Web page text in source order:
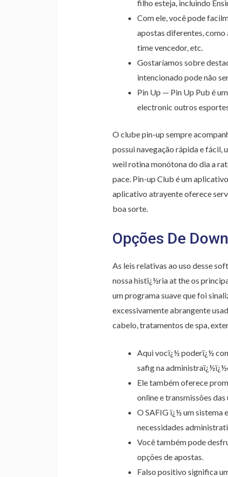
filho esteja, incluindo
Com ele, você pode
apostas diferentes, como
time vencedor, etc.
Gostaríamos sobre
intencionado pode não
Pin Up — Pin Up Pub é
electronic outros
O clube pin-up sempre
possui navegação rápida e fácil,
weil rotina monótona do dia a
pace. Pin-up Club é um
aplicativo atrayente oferece
boa sorte.
Opções De
As leis relativas ao uso desse
nossa histï¿½ria at the os
um programa suave que foi
excessivamente abrangente
cabelo, tratamentos de spa,
Aqui vocï¿½ poderï¿½
safig na
Ele também oferece
online e transmissões
O SAFIG ï¿½ um sistema
necessidades
Você também pode
opções de apostas.
Falso positivo significa